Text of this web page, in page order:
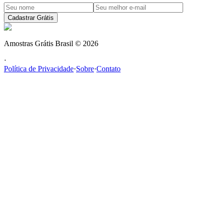
Cadastrar Grátis
Amostras Grátis Brasil © 2026
·
Política de Privacidade·Sobre·Contato